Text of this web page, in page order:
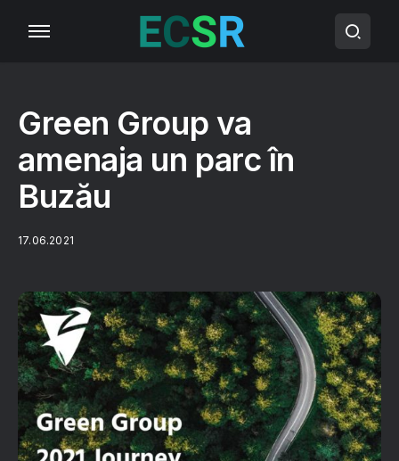
Green Group va
amenaja un parc în
Buzău
17.06.2021